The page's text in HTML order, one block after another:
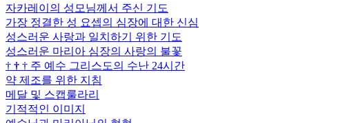
자카레이의 성모님께서 주신 기도
가장 정결한 성 요셉의 심장에 대한 신심
성스러운 사랑과 일치하기 위한 기도
성스러운 마리아 심장의 사랑의 불꽃
† † † 주 예수 그리스도의 수난 24시간
약 제조를 위한 지침
메달 및 스캡룰라리
기적적인 이미지